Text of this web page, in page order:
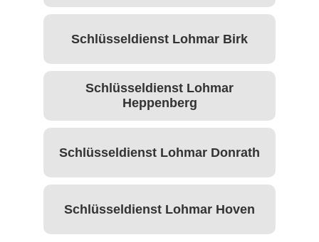
Schlüsseldienst Lohmar Birk
Schlüsseldienst Lohmar
Heppenberg
Schlüsseldienst Lohmar Donrath
Schlüsseldienst Lohmar Hoven